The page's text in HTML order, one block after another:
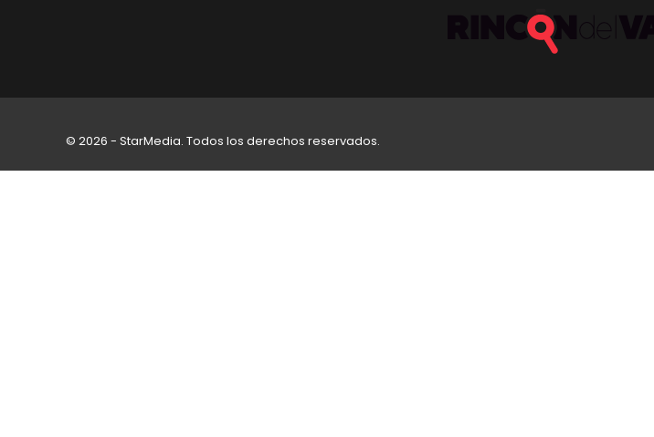
© 2026 - StarMedia. Todos los derechos reservados.